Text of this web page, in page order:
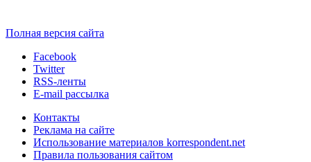
Полная версия сайта
Facebook
Twitter
RSS-ленты
E-mail рассылка
Контакты
Реклама на сайте
Использование материалов korrespondent.net
Правила пользования сайтом